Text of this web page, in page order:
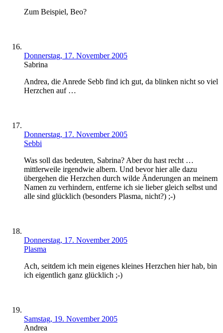
Zum Beispiel, Beo?
Donnerstag, 17. November 2005
Sabrina
Andrea, die Anrede Sebb find ich gut, da blinken nicht so viel
Herzchen auf …
Donnerstag, 17. November 2005
Sebbi
Was soll das bedeuten, Sabrina? Aber du hast recht …
mittlerweile irgendwie albern. Und bevor hier alle dazu
übergehen die Herzchen durch wilde Änderungen an meinem
Namen zu verhindern, entferne ich sie lieber gleich selbst und
alle sind glücklich (besonders Plasma, nicht?) ;-)
Donnerstag, 17. November 2005
Plasma
Ach, seitdem ich mein eigenes kleines Herzchen hier hab, bin
ich eigentlich ganz glücklich ;-)
Samstag, 19. November 2005
Andrea